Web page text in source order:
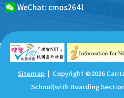
WeChat: cmos2641
Sitemap | Copyright ©2026
School(with Boarding